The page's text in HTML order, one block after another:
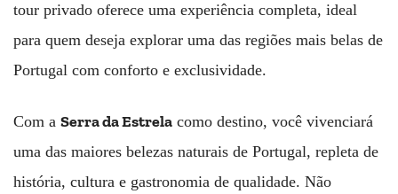
tour privado oferece uma experiência completa, ideal
para quem deseja explorar uma das regiões mais belas de
Portugal com conforto e exclusividade.
Com a Serra da Estrela como destino, você vivenciará
uma das maiores belezas naturais de Portugal, repleta de
história, cultura e gastronomia de qualidade. Não